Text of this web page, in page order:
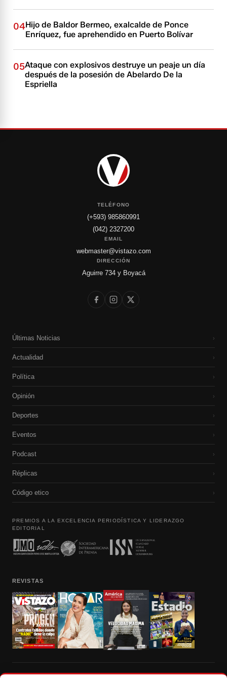
04Hijo de Baldor Bermeo, exalcalde de Ponce
Enríquez, fue aprehendido en Puerto Bolívar
05Ataque con explosivos destruye un peaje un día
después de la posesión de Abelardo De la
Espriella
TELÉFONO
(+593) 985860991
(042) 2327200
EMAIL
webmaster@vistazo.com
DIRECCIÓN
Aguirre 734 y Boyacá
Últimas Noticias ›
Actualidad ›
Política ›
Opinión ›
Deportes ›
Eventos ›
Podcast ›
Réplicas ›
Código etico ›
PREMIOS A LA EXCELENCIA PERIODÍSTICA Y LIDERAZGO
EDITORIAL
REVISTAS